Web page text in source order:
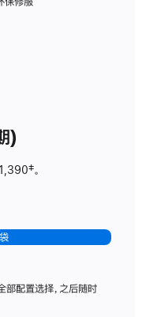
)
1,390脚
‡。
部配置选择，之后随时